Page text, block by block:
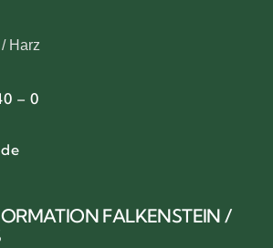
Harz
– 0
FALKENSTEIN /